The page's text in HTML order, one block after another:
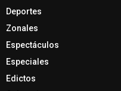
Deportes
Zonales
Espectáculos
Especiales
Edictos